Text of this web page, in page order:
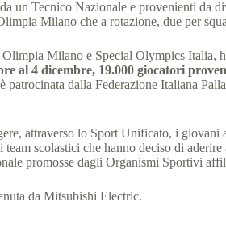
un Tecnico Nazionale e provenienti da
Milano che a rotazione, due per
Milano e Special Olympics Italia,
al 4 dicembre, 19.000 giocatori
patrocinata dalla Federazione Italiana
attraverso lo Sport Unificato, i
scolastici che hanno deciso di
promosse dagli Organismi Sportivi
da Mitsubishi Electric.